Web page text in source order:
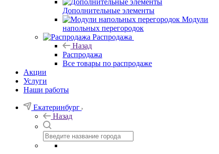
Дополнительные элементы
Модули
напольных перегородок
Распродажа
Назад
Распродажа
Все товары по распродаже
Акции
Услуги
Наши работы
Екатеринбург
Назад